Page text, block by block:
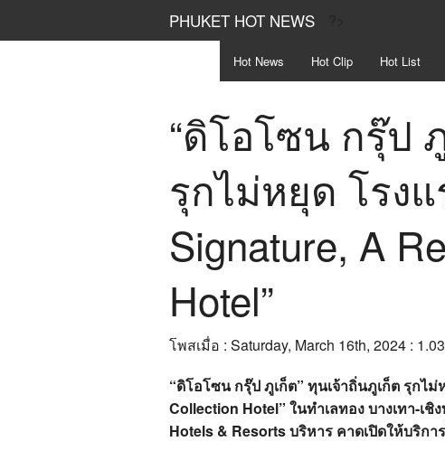
PHUKET HOT NEWS
Hot News Hot Clip Hot List
“ดิโอโซน กรุ๊ป
รุกไม่หยุด โรงแ
Signature, A
Hotel”
โพสเมื่อ : Saturday, March 16th, 2024 :
“ดิโอโซน กรุ๊ป ภูเก็ต” ทุนเจ้าถิ่นภูเก็ต รุกไม่
Collection Hotel” ในทำเลทอง บางเทา-เ
Hotels & Resorts บริหาร คาดเปิดให้บริกา